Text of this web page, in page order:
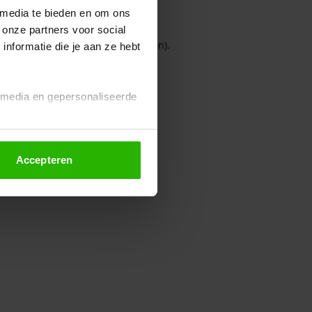
te bieden en om ons
partners voor social
die je aan ze hebt
en gepersonaliseerde
altijd wijzigen of
Accepteren
console for more information).